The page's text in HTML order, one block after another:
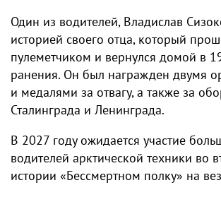
Один из водителей, Владислав
историей своего отца, который
пулеметчиком и вернулся домой в
ранения. Он был награжден двумя
и медалями за отвагу, а также за
Сталинграда и Ленинграда.
В 2027 году ожидается участие
водителей арктической техники во
истории «Бессмертном полку» на